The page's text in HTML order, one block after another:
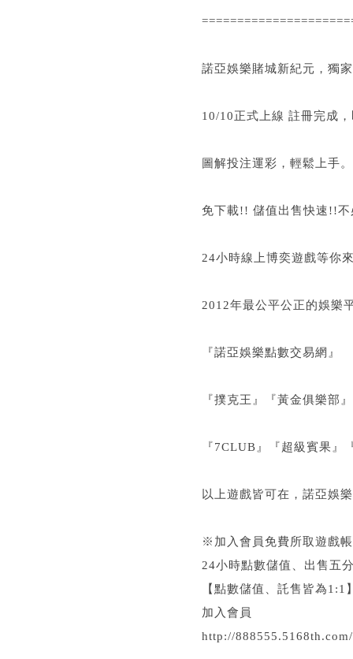
諾亞娛樂賭城新紀元，獨
10/10正式上線 註冊完成
圖解投注運彩，輕鬆上手。
免下載!! 儲值出售快速!!
24小時線上博奕遊戲等你
2012年最公平公正的娛樂
『諾亞娛樂點數交易網』
『撲克王』『黃金俱樂部
『7CLUB』『超級賓果』
以上遊戲皆可在，諾亞娛
※加入會員免費所取遊戲
24小時點數儲值、出售五
【點數儲值、託售皆為1:1
加入會員
http://888555.5168th.com/